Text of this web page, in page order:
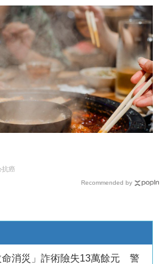
抗癌
Recommended by
命消災」詐術險失13萬餘元 警